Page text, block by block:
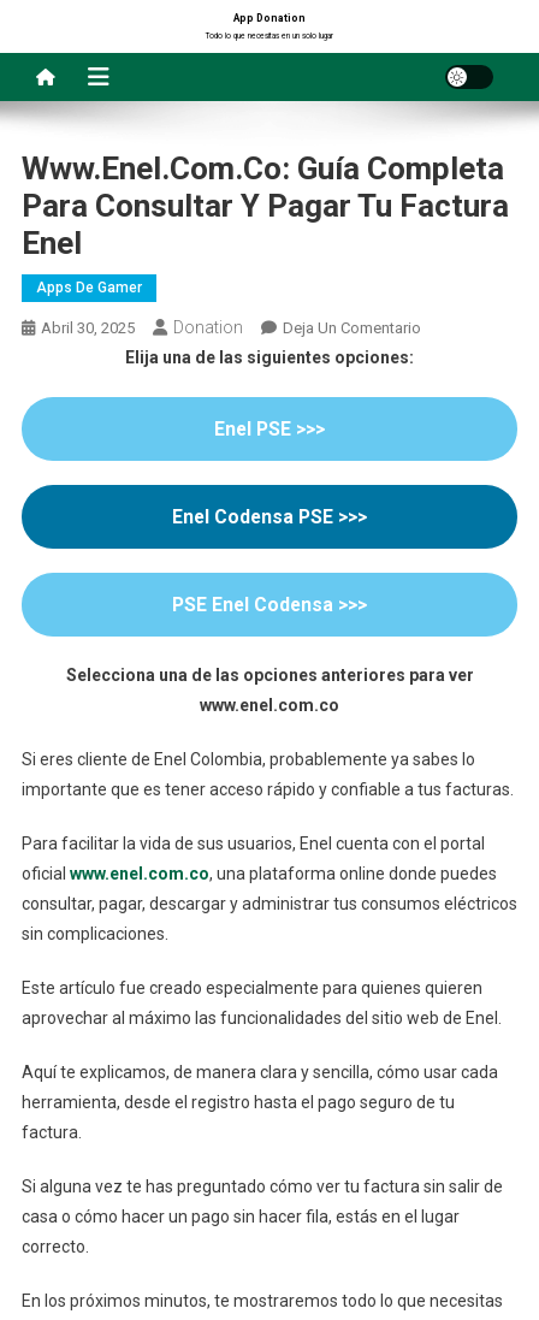
contenido
App Donation
Todo lo que necesitas en un solo lugar
Www.enel.com.co: Guía Completa
Para Consultar Y Pagar Tu Factura
Enel
Apps De Gamer
Abril 30, 2025 Donation Deja Un ComentarioEn
Consultar
Tu
Factura
Elija una de las siguientes opciones:
Enel PSE >>>
Enel Codensa PSE >>>
PSE Enel Codensa >>>
Selecciona una de las opciones anteriores para ver
www.enel.com.co
Si eres cliente de Enel Colombia, probablemente ya sabes lo
importante que es tener acceso rápido y confiable a tus facturas.
Para facilitar la vida de sus usuarios, Enel cuenta con el portal
oficial www.enel.com.co, una plataforma online donde puedes
consultar, pagar, descargar y administrar tus consumos eléctricos
sin complicaciones.
Este artículo fue creado especialmente para quienes quieren
aprovechar al máximo las funcionalidades del sitio web de Enel.
Aquí te explicamos, de manera clara y sencilla, cómo usar cada
herramienta, desde el registro hasta el pago seguro de tu
factura.
Si alguna vez te has preguntado cómo ver tu factura sin salir de
casa o cómo hacer un pago sin hacer fila, estás en el lugar
correcto.
En los próximos minutos, te mostraremos todo lo que necesitas